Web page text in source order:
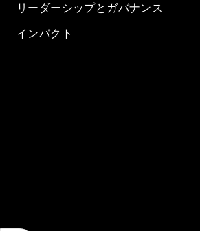
リーダーシップとガバナンス
インパクト